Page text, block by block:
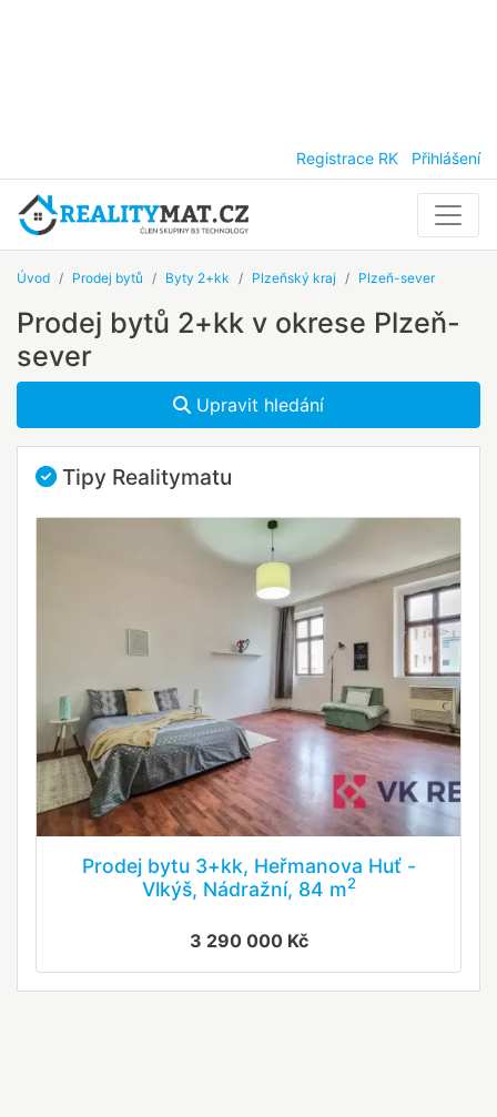
Registrace RK Přihlášení
Úvod Prodej bytů Byty 2+kk Plzeňský kraj Plzeň-sever
Prodej bytů 2+kk v okrese Plzeň-
sever
Upravit hledání
Tipy Realitymatu
Prodej bytu 3+kk, Heřmanova Huť -
Vlkýš, Nádražní, 84 m2
3 290 000 Kč